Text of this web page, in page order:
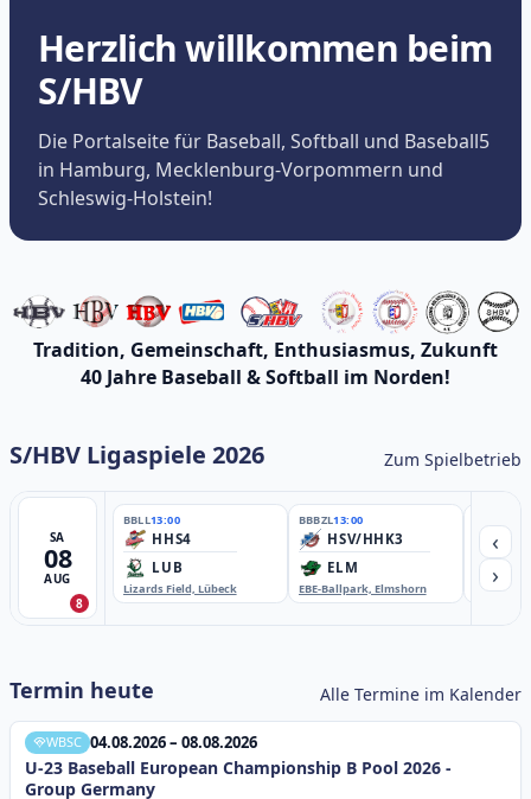
Herzlich willkommen beim
S/HBV
Die Portalseite für Baseball, Softball und Baseball5
in Hamburg, Mecklenburg-Vorpommern und
Schleswig-Holstein!
Tradition, Gemeinschaft, Enthusiasmus, Zukunft
40 Jahre Baseball & Softball im Norden!
S/HBV Ligaspiele 2026 Zum Spielbetrieb
SA
08
AUG
8
BBLL13:00
HHS4
LUB
Lizards Field, Lübeck
BBBZL13:00
HSV/HHK3
ELM
EBE-Ballpark, Elmshorn
‹
›
Termin heute Alle Termine im Kalender
WBSC 04.08.2026 – 08.08.2026
U-23 Baseball European Championship B Pool 2026 -
Group Germany